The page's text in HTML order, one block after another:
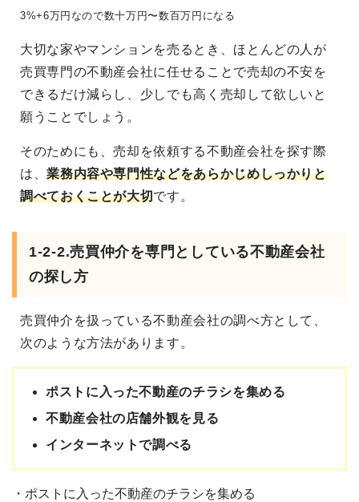
3%+6万円なので数十万円〜数百万円になる
大切な家やマンションを売るとき、ほとんどの人が
売買専門の不動産会社に任せることで売却の不安を
できるだけ減らし、少しでも高く売却して欲しいと
願うことでしょう。
そのためにも、売却を依頼する不動産会社を探す際
は、業務内容や専門性などをあらかじめしっかりと
調べておくことが大切です。
1-2-2.売買仲介を専門としている不動産会社
の探し方
売買仲介を扱っている不動産会社の調べ方として、
次のような方法があります。
ポストに入った不動産のチラシを集める
不動産会社の店舗外観を見る
インターネットで調べる
・ポストに入った不動産のチラシを集める